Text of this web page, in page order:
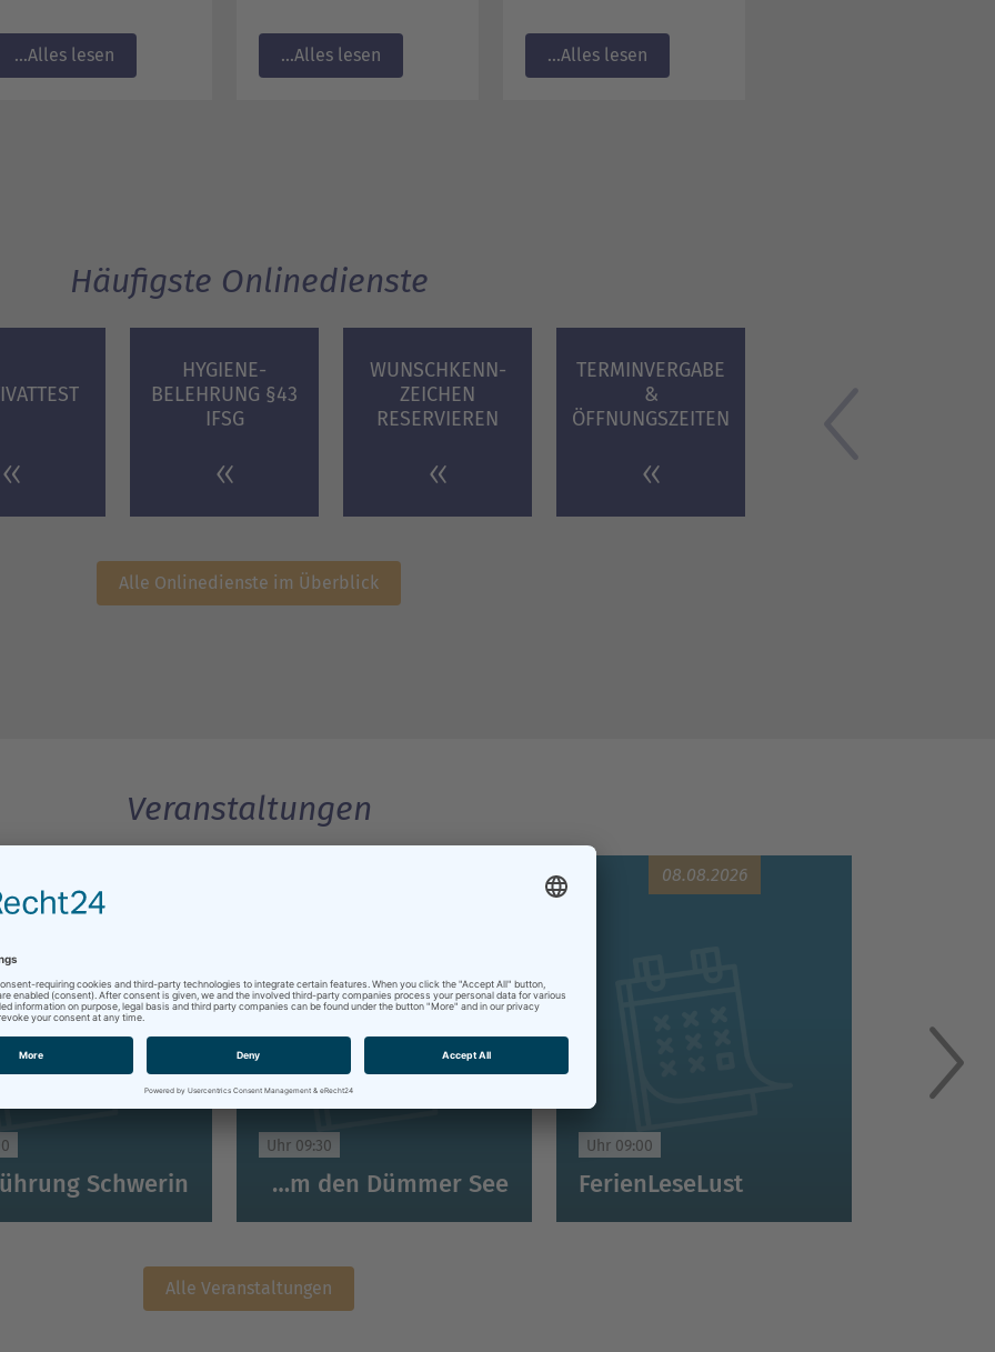
Alles lesen...
Alles lesen...
Alles lesen...
Häufigste Onlinedienste
TERMINVERGABE
&
ÖFFNUNGS­ZEITEN
WUNSCH­KENN­
ZEICHEN
RESERVIEREN
HYGIENE­
BELEHRUNG­ §43
IFSG
Alle Onlinedienste im Überblick
Veranstaltungen
08.08.2026
09:00 Uhr
FerienLeseLust
09:30 Uhr
Rund um den Dümmer See
Alle Veranstaltungen